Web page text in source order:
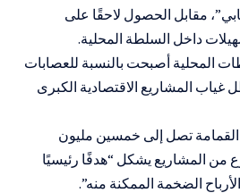
مقابل الحصول لاحقًا على
داخل السلطة المحلية.
المحلية أصبحت بالنسبة للعصابات
غياب المشاريع الاقتصادية الكبرى
تصل إلى خمسين مليون
من المشاريع يشكل “هدفًا رئيسيًا
الضخمة الممكنة منه”.